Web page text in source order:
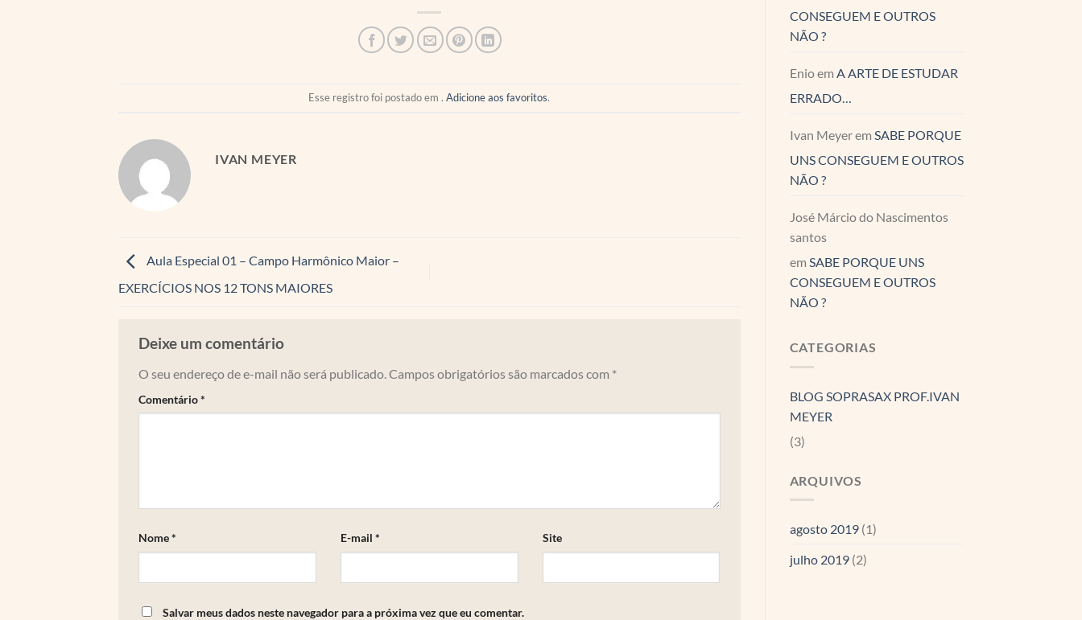
Esse registro foi postado em .Adicione aos favoritos.
IVAN MEYER
Aula Especial 01 – Campo Harmônico Maior –
EXERCÍCIOS NOS 12 TONS MAIORES
Deixe um comentário
O seu endereço de e-mail não será publicado. Campos obrigatórios são marcados com *
Comentário*
Nome* E-mail * Site
Salvar meus dados neste navegador para a próxima vez que eu comentar.
CONSEGUEM E OUTROS
NÃO ?
Enioem A ARTE DE ESTUDAR
ERRADO…
Ivan Meyerem SABE PORQUE
UNS CONSEGUEM E OUTROS
NÃO ?
José Márcio do Nascimentos
santos
em SABE PORQUE UNS
CONSEGUEM E OUTROS
NÃO ?
CATEGORIAS
BLOG SOPRASAX PROF.IVAN
MEYER
(3)
ARQUIVOS
agosto 2019(1)
julho 2019(2)